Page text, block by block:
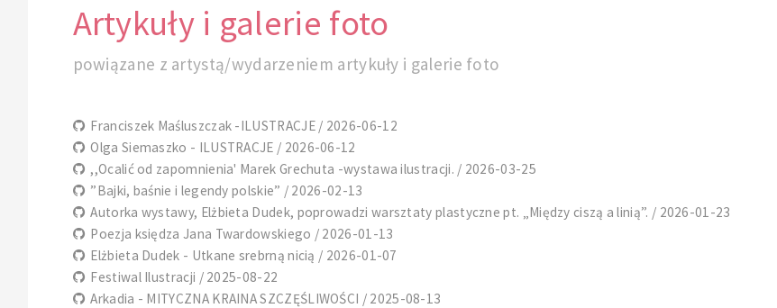
Artykuły i galerie foto
powiązane z artystą/wydarzeniem artykuły i galerie foto
Franciszek Maśluszczak -ILUSTRACJE / 2026-06-12
Olga Siemaszko - ILUSTRACJE / 2026-06-12
,,Ocalić od zapomnienia' Marek Grechuta -wystawa ilustracji. / 2026-03-25
”Bajki, baśnie i legendy polskie” / 2026-02-13
Autorka wystawy, Elżbieta Dudek, poprowadzi warsztaty plastyczne pt. „Między ciszą a linią”. / 2026-01-23
Poezja księdza Jana Twardowskiego / 2026-01-13
Elżbieta Dudek - Utkane srebrną nicią / 2026-01-07
Festiwal Ilustracji / 2025-08-22
Arkadia - MITYCZNA KRAINA SZCZĘŚLIWOŚCI / 2025-08-13